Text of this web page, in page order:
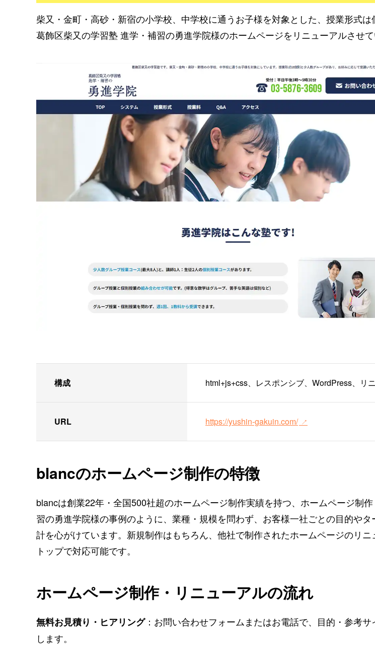
柴又・金町・高砂・新宿の小学校、中学校に通うお子様を対象とした、授業形式
葛飾区柴又の学習塾 進学・補習の勇進学院様のホームページをリニューアルさせて
構成 html+js+css、レスポンシブ、WordPress、リ
URL https://yushin-gakuin.com/
blancのホームページ制作の特徴
blancは創業22年・全国500社超のホームページ制作実績を持つ、ホームページ制作
習の勇進学院様の事例のように、業種・規模を問わず、お客様一社ごとの目的や
計を心がけています。新規制作はもちろん、他社で制作されたホームページのリ
トップで対応可能です。
ホームページ制作・リニューアルの流れ
無料お見積り・ヒアリング：お問い合わせフォームまたはお電話で、目的・参考
します。